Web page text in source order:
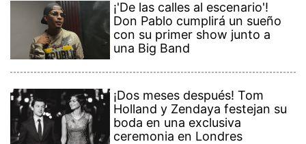
¡'De las calles al escenario'!
Don Pablo cumplirá un sueño
con su primer show junto a
una Big Band
¡Dos meses después! Tom
Holland y Zendaya festejan su
boda en una exclusiva
ceremonia en Londres